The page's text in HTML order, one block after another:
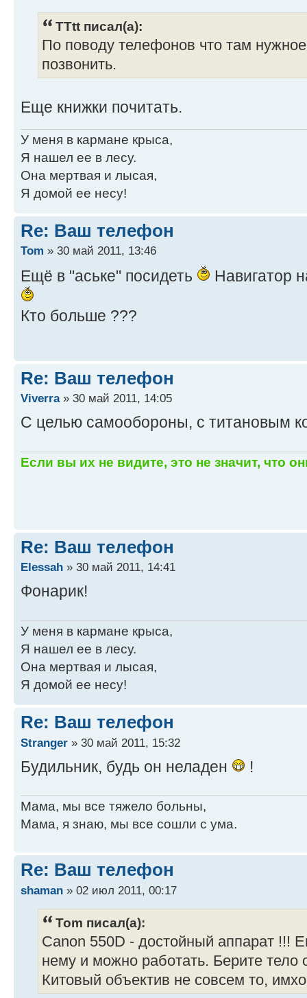
TTtt писал(а):
По поводу телефонов что там нужное
позвонить.
Еще книжки почитать.
У меня в кармане крыса,
Я нашел ее в лесу.
Она мертвая и лысая,
Я домой ее несу!
Re: Ваш телефон
Tom » 30 май 2011, 13:46
Ещё в "аське" посидеть Навигатор
Кто больше ???
Re: Ваш телефон
Viverra» 30 май 2011, 14:05
С целью самообороны, с титановым
Если вы их не видите, это не значит, что
Re: Ваш телефон
Elessah » 30 май 2011, 14:41
Фонарик!
У меня в кармане крыса,
Я нашел ее в лесу.
Она мертвая и лысая,
Я домой ее несу!
Re: Ваш телефон
Stranger » 30 май 2011, 15:32
Будильник, будь он неладен !
Мама, мы все тяжело больны,
Мама, я знаю, мы все сошли с ума.
Re: Ваш телефон
shaman » 02 июл 2011, 00:17
Tom писал(а):
Canon 550D - достойный аппарат !!!
нему и можно работать. Берите тело
Китовый объектив не совсем то,